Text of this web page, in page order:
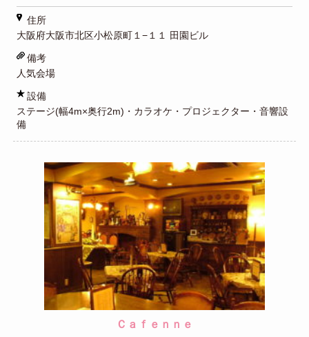
住所
大阪府大阪市北区小松原町１−１１ 田園ビル
備考
人気会場
設備
ステージ(幅4m×奥行2m)・カラオケ・プロジェクター・音響設
備
Ｃａｆｅｎｎｅ